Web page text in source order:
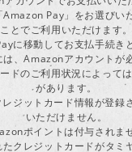
Pay」をお選びい
ことでご利用いただけます。
に移動してお支払手続き
、Amazonアカウントが
ドのご利用状況によって
があります。
ジットカード情報が登録
いただけません。
ポイントは付与されませ
クレジットカードがタミ